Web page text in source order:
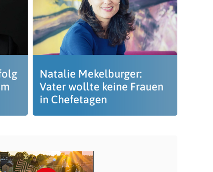
Natalie Mekelburger:
Vater wollte keine Frauen
in Chefetagen